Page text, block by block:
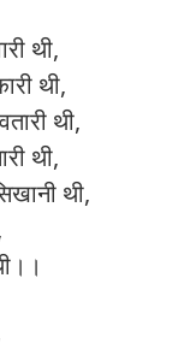
थी,
थी,
थी,
थी,
थी,